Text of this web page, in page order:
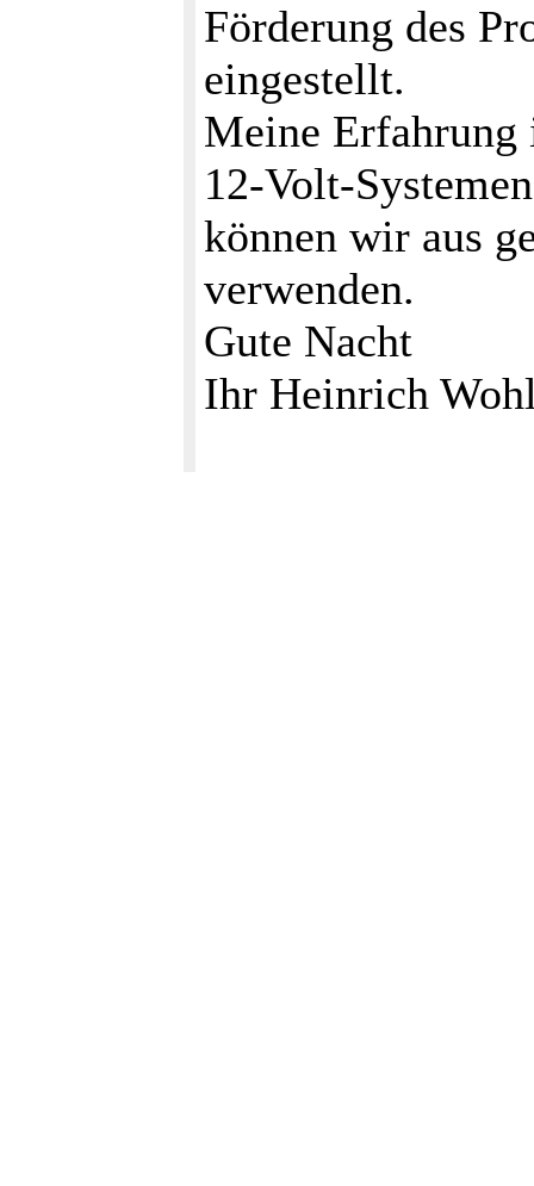
Förderung des
eingestellt.
Meine
12-Volt-
können wir aus
verwenden.
Gute Nacht
Ihr Heinrich